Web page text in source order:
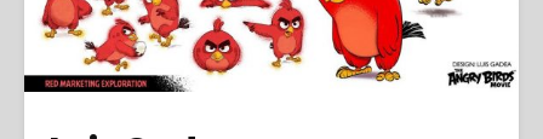
Português